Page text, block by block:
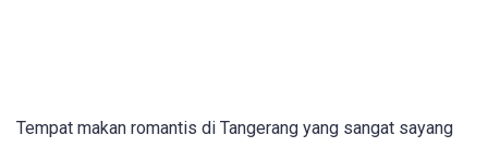
Tempat makan romantis di Tangerang yang sangat sayang